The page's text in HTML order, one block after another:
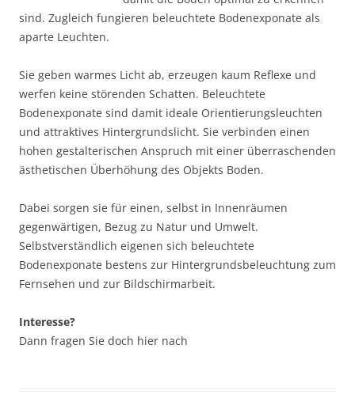
sind. Zugleich fungieren beleuchtete Bodenexponate als
aparte Leuchten.
Sie geben warmes Licht ab, erzeugen kaum Reflexe und
werfen keine störenden Schatten. Beleuchtete
Bodenexponate sind damit ideale Orientierungsleuchten
und attraktives Hintergrundslicht. Sie verbinden einen
hohen gestalterischen Anspruch mit einer überraschenden
ästhetischen Überhöhung des Objekts Boden.
Dabei sorgen sie für einen, selbst in Innenräumen
gegenwärtigen, Bezug zu Natur und Umwelt.
Selbstverständlich eigenen sich beleuchtete
Bodenexponate bestens zur Hintergrundsbeleuchtung zum
Fernsehen und zur Bildschirmarbeit.
Interesse?
Dann fragen Sie doch hier nach